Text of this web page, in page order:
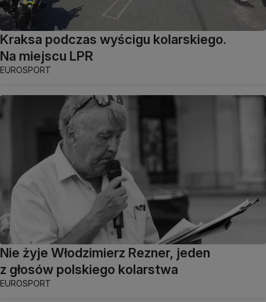
Kraksa podczas wyścigu kolarskiego.
Na miejscu LPR
EUROSPORT
Nie żyje Włodzimierz Rezner, jeden
z głosów polskiego kolarstwa
EUROSPORT